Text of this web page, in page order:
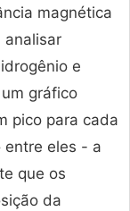
magnética
analisar
e
gráfico
pico para cada
entre eles - a
que os
da